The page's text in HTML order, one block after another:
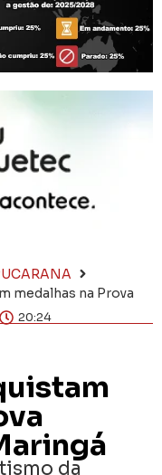
medalhas na Prova
20:24
da